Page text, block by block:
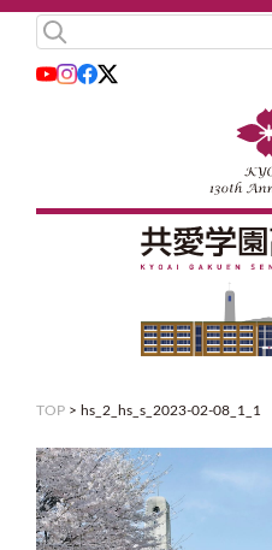
TOP > hs_2_hs_s_2023-02-08_1_1